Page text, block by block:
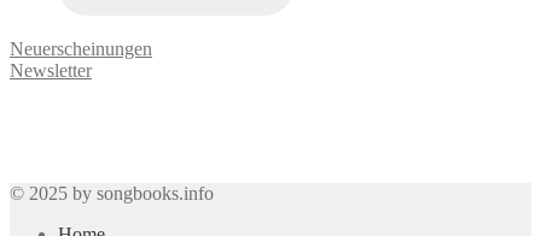
Neuerscheinungen
Newsletter
© 2025 by songbooks.info